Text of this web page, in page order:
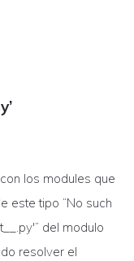
los modules que
este tipo “No such
del modulo
resolver el